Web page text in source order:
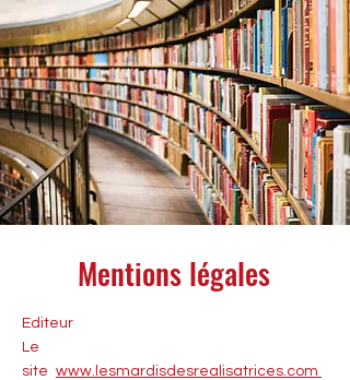
Mentions légales
Editeur
Le
site www.lesmardisdesrealisatrices.com